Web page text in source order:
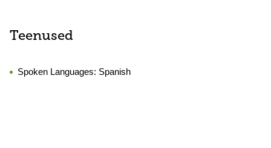
Teenused
Spoken Languages: Spanish